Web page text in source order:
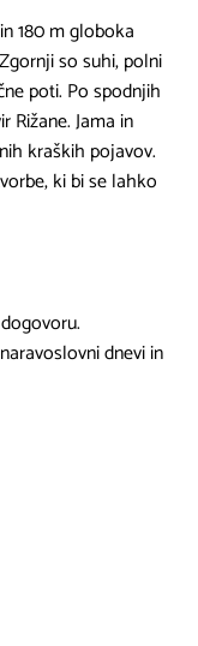
180 m globoka
so suhi, polni
poti. Po spodnjih
Rižane. Jama in
kraških pojavov.
ki bi se lahko
dnevi in